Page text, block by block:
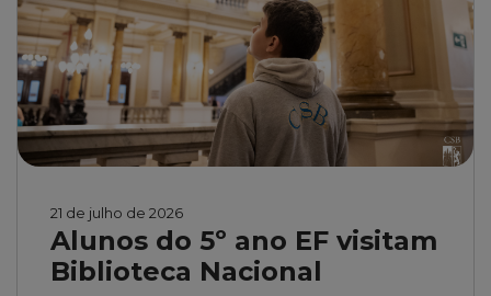
21 de julho de 2026
Alunos do 5º ano EF visitam
Biblioteca Nacional